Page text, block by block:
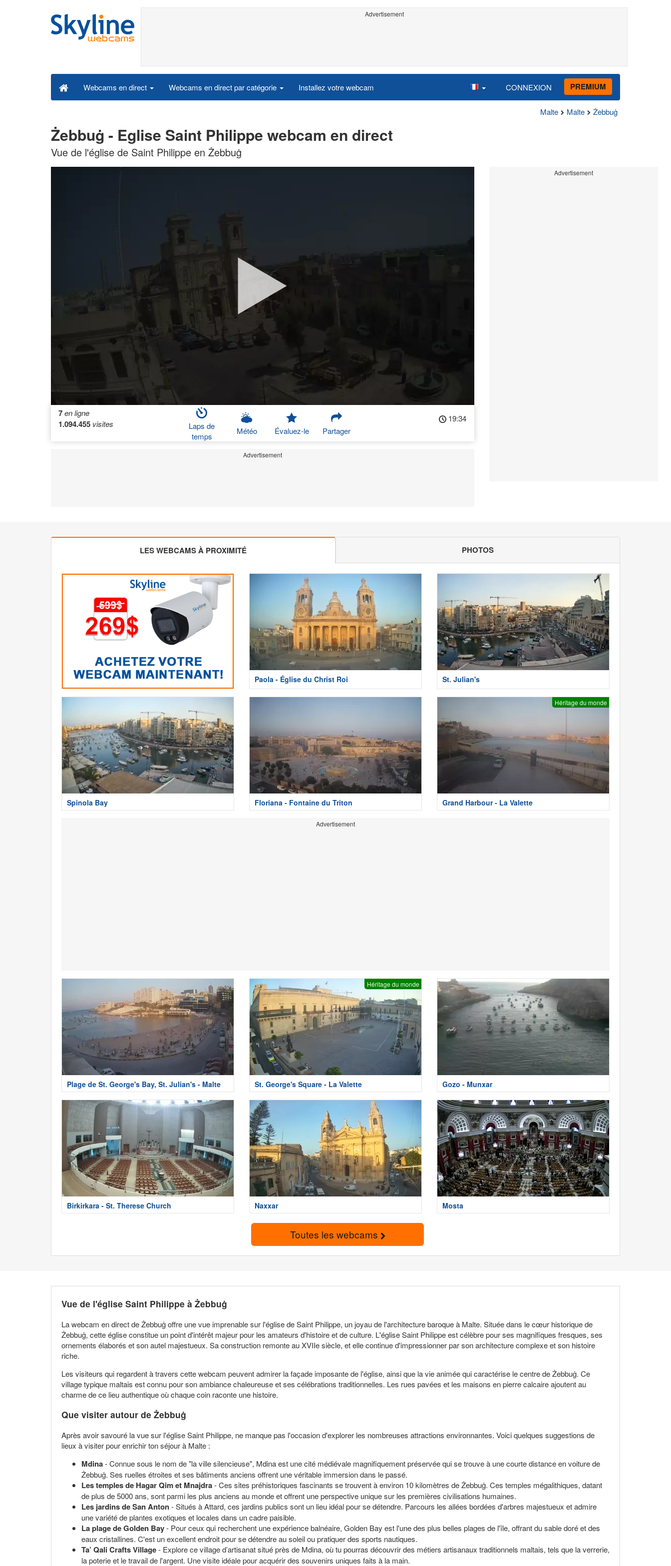
Advertisement
Webcams en direct Webcams en direct par catégorie Installez votre webcam CONNEXION PREMIUM
Malte Malte Żebbuġ
Żebbuġ - Eglise Saint Philippe webcam en direct
Vue de l'église de Saint Philippe en Żebbuġ
7en ligne
1.094.455 visites
Laps de
temps
Météo Évaluez-le Partager
19:34
Advertisement
Advertisement
LES WEBCAMS À PROXIMITÉ PHOTOS
Paola - Église du Christ Roi St. Julian's
Spinola Bay Floriana - Fontaine du Triton
Héritage du monde
Grand Harbour - La Valette
Advertisement
Plage de St. George's Bay, St. Julian's - Malte
Héritage du monde
St. George's Square - La Valette Gozo - Munxar
Birkirkara - St. Therese Church Naxxar Mosta
Toutes les webcams
Vue de l'église Saint Philippe à Żebbuġ
La webcam en direct de Żebbuġ offre une vue imprenable sur l'église de Saint Philippe, un joyau de l'architecture baroque à Malte. Située dans le cœur historique de
Żebbuġ, cette église constitue un point d'intérêt majeur pour les amateurs d'histoire et de culture. L'église Saint Philippe est célèbre pour ses magnifiques fresques, ses
ornements élaborés et son autel majestueux. Sa construction remonte au XVIIe siècle, et elle continue d'impressionner par son architecture complexe et son histoire
riche.
Les visiteurs qui regardent à travers cette webcam peuvent admirer la façade imposante de l'église, ainsi que la vie animée qui caractérise le centre de Żebbuġ. Ce
village typique maltais est connu pour son ambiance chaleureuse et ses célébrations traditionnelles. Les rues pavées et les maisons en pierre calcaire ajoutent au
charme de ce lieu authentique où chaque coin raconte une histoire.
Que visiter autour de Żebbuġ
Après avoir savouré la vue sur l'église Saint Philippe, ne manque pas l'occasion d'explorer les nombreuses attractions environnantes. Voici quelques suggestions de
lieux à visiter pour enrichir ton séjour à Malte :
Mdina- Connue sous le nom de "la ville silencieuse", Mdina est une cité médiévale magnifiquement préservée qui se trouve à une courte distance en voiture de
Żebbuġ. Ses ruelles étroites et ses bâtiments anciens offrent une véritable immersion dans le passé.
Les temples de Hagar Qim et Mnajdra- Ces sites préhistoriques fascinants se trouvent à environ 10 kilomètres de Żebbuġ. Ces temples mégalithiques, datant
de plus de 5000 ans, sont parmi les plus anciens au monde et offrent une perspective unique sur les premières civilisations humaines.
Les jardins de San Anton- Situés à Attard, ces jardins publics sont un lieu idéal pour se détendre. Parcours les allées bordées d'arbres majestueux et admire
une variété de plantes exotiques et locales dans un cadre paisible.
La plage de Golden Bay- Pour ceux qui recherchent une expérience balnéaire, Golden Bay est l'une des plus belles plages de l'île, offrant du sable doré et des
eaux cristallines. C'est un excellent endroit pour se détendre au soleil ou pratiquer des sports nautiques.
Ta’ Qali Crafts Village- Explore ce village d’artisanat situé près de Mdina, où tu pourras découvrir des métiers artisanaux traditionnels maltais, tels que la verrerie,
la poterie et le travail de l'argent. Une visite idéale pour acquérir des souvenirs uniques faits à la main.